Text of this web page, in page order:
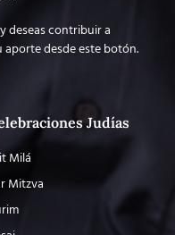
deseas contribuir a
desde este botón.
Judías
Milá
Mitzva